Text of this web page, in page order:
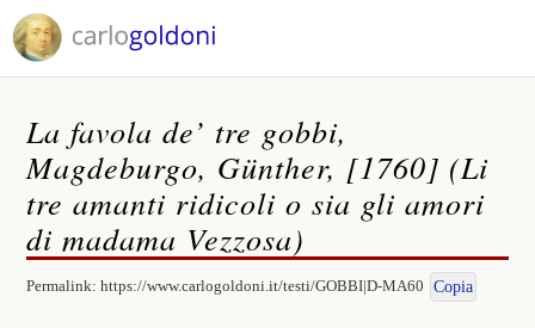
La favola de’ tre gobbi,
Magdeburgo, Günther, [1760] (Li
tre amanti ridicoli o sia gli amori
di madama Vezzosa)
Permalink:https://www.carlogoldoni.it/testi/GOBBI|D-MA60 Copia